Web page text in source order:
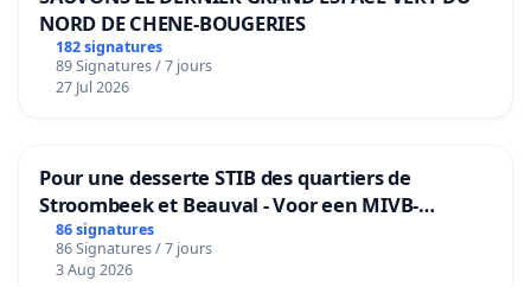
NORD DE CHENE-BOUGERIES
182 signatures
89 Signatures / 7 jours
27 Jul 2026
Pour une desserte STIB des quartiers de
Stroombeek et Beauval - Voor een MIVB-
bediening van de wijken Strombeek en Het
Voor
86 signatures
86 Signatures / 7 jours
3 Aug 2026